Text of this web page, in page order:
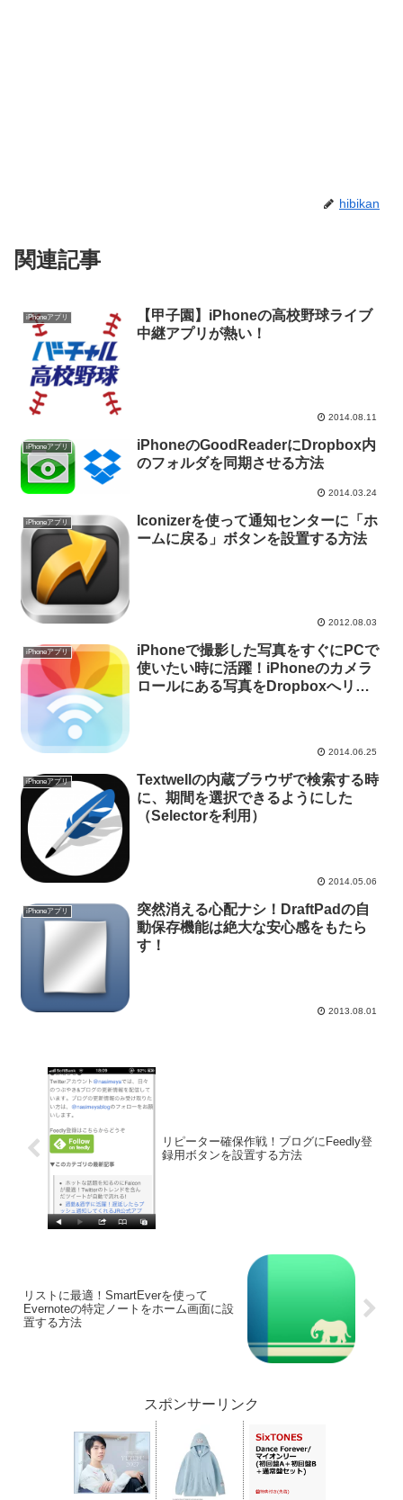
hibikan
関連記事
iPhoneアプリ
【甲子園】iPhoneの高校野球ライブ
中継アプリが熱い！
2014.08.11
iPhoneアプリ
iPhoneのGoodReaderにDropbox内
のフォルダを同期させる方法
2014.03.24
iPhoneアプリ
Iconizerを使って通知センターに「ホ
ームに戻る」ボタンを設置する方法
2012.08.03
iPhoneアプリ
iPhoneで撮影した写真をすぐにPCで
使いたい時に活躍！iPhoneのカメラ
ロールにある写真をDropboxへリサ
2014.06.25
iPhoneアプリ
Textwellの内蔵ブラウザで検索する時
に、期間を選択できるようにした
（Selectorを利用）
2014.05.06
iPhoneアプリ
突然消える心配ナシ！DraftPadの自
動保存機能は絶大な安心感をもたら
す！
2013.08.01
リピーター確保作戦！ブログにFeedly登
録用ボタンを設置する方法
リストに最適！SmartEverを使って
Evernoteの特定ノートをホーム画面に設
置する方法
スポンサーリンク